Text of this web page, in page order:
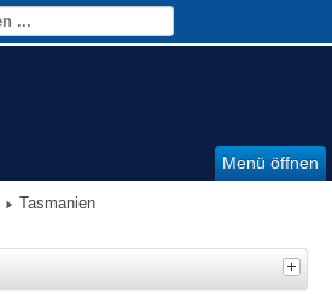
Menü öffnen
Tasmanien